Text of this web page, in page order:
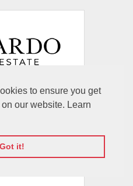
to ensure you get
our website. Learn
Got it!